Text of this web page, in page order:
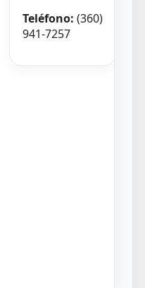
Teléfono: (360)
941-7257